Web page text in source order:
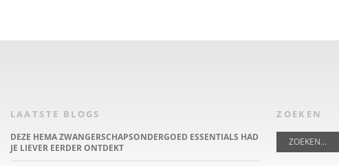
LAATSTE BLOGS
DEZE HEMA ZWANGERSCHAPSONDERGOED ESSENTIALS HAD
JE LIEVER EERDER ONTDEKT
ZOEKEN